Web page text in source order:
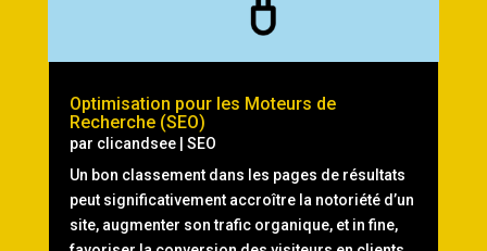
Optimisation pour les Moteurs de
Recherche (SEO)
par clicandsee| SEO
Un bon classement dans les pages de résultats
peut significativement accroître la notoriété d’un
site, augmenter son trafic organique, et in fine,